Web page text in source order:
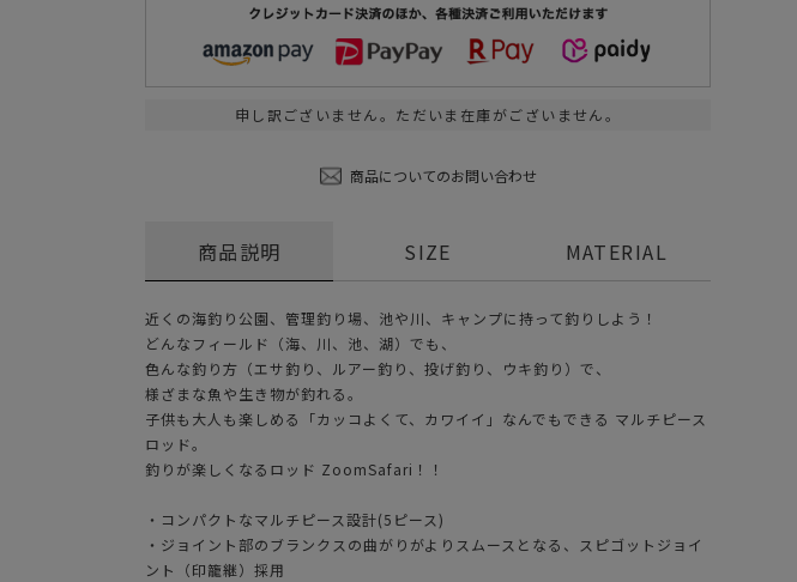
申し訳ございません。ただいま在庫がございません。
商品についてのお問い合わせ
商品説明
近くの海釣り公園、管理釣り場、池や川、キャンプに持って釣りしよう！
どんなフィールド（海、川、池、湖）でも、
色んな釣り方（エサ釣り、ルアー釣り、投げ釣り、ウキ釣り）で、
様ざまな魚や生き物が釣れる。
子供も大人も楽しめる「カッコよくて、カワイイ」なんでもできる マルチピース
ロッド。
釣りが楽しくなるロッド ZoomSafari！！
・コンパクトなマルチピース設計(5ピース)
・ジョイント部のブランクスの曲がりがよりスムースとなる、スピゴットジョイ
ント（印籠継）採用
SIZE MATERIAL